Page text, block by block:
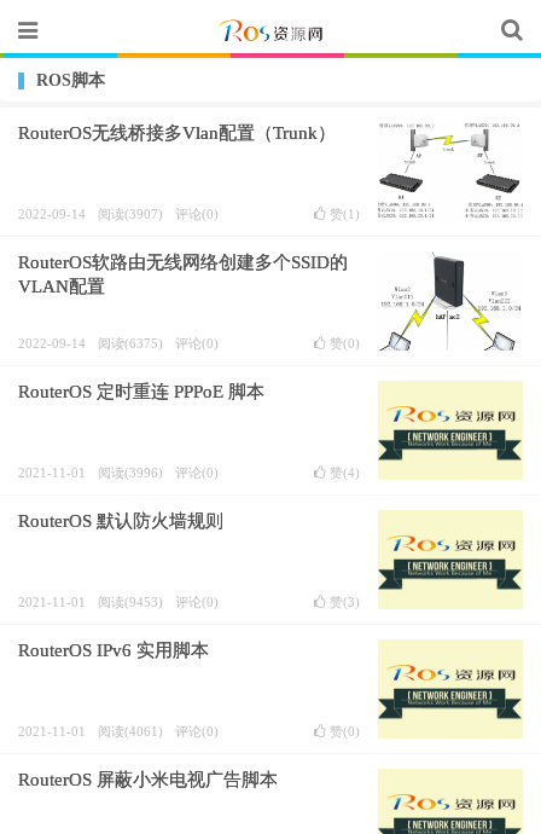
ROS脚本
RouterOS无线桥接多Vlan配置（Trunk）
2022-09-14 阅读(3907) 评论(0) 赞(1 )
RouterOS软路由无线网络创建多个SSID的
VLAN配置
2022-09-14 阅读(6375) 评论(0) 赞(0)
RouterOS 定时重连 PPPoE 脚本
2021-11-01 阅读(3996) 评论(0) 赞(4)
RouterOS 默认防火墙规则
2021-11-01 阅读(9453) 评论(0) 赞(3)
RouterOS IPv6 实用脚本
2021-11-01 阅读(4061) 评论(0) 赞(0)
RouterOS 屏蔽小米电视广告脚本